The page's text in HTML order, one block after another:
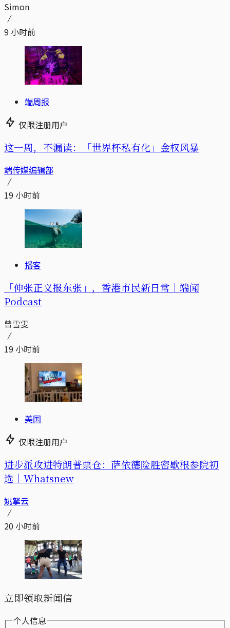
Simon
9 小时前
端周报
仅限注册用户
这一周，不漏读：「世界杯私有化」金权风暴
端传媒编辑部
19 小时前
播客
「伸张正义报东张」，香港市民新日常｜端闻
Podcast
曾雪雯
19 小时前
美国
仅限注册用户
进步派攻进特朗普票仓：萨依德险胜密歇根参院初
选｜Whatsnew
姚拏云
20 小时前
立即领取新闻信
个人信息